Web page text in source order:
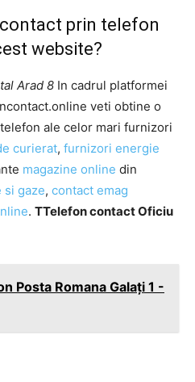
prin telefon
website?
Arad 8 In cadrul platformei
veti obtine o
ale celor mari furnizori
curierat, furnizori energie
magazine online din
gaze, contact emag
. TTelefon contact Oficiu
Posta Romana Galaţi 1 -